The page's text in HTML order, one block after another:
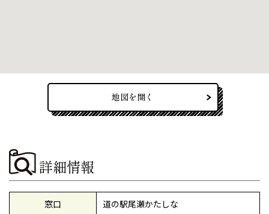
地図を開く
詳細情報
窓口
道の駅尾瀬かたしな